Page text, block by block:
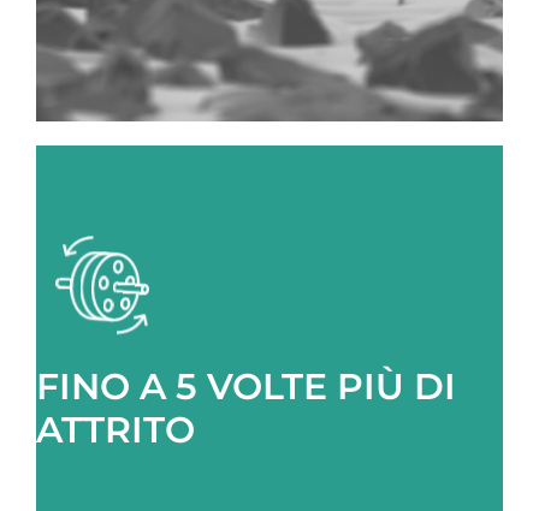
FINO A 5 VOLTE PIÙ DI
ATTRITO